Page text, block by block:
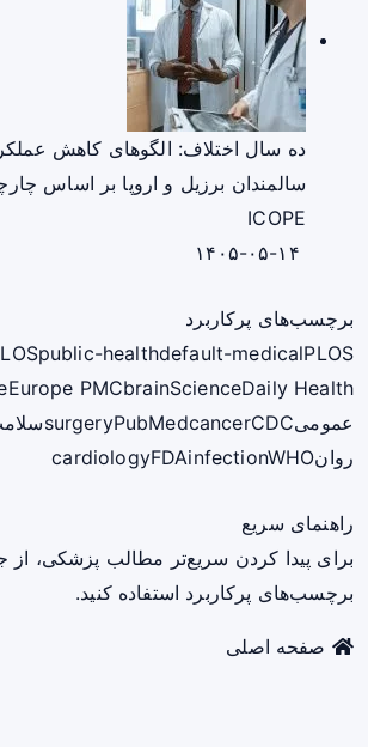
ده سال اختلاف: الگوهای کاهش
ICOPE
برچسب‌های پرکاربرد
public-healthdefault-medicalPLOS
Europe PMCbrainScienceDaily Health
عمومی
surgeryPubMedcancerCDC
روان
cardiologyFDAinfectionWHO
راهنمای سریع
برای پیدا کردن سریع‌تر مطالب پزشکی، از
برچسب‌های پرکاربرد استفاده کنید.
صفحه اصلی